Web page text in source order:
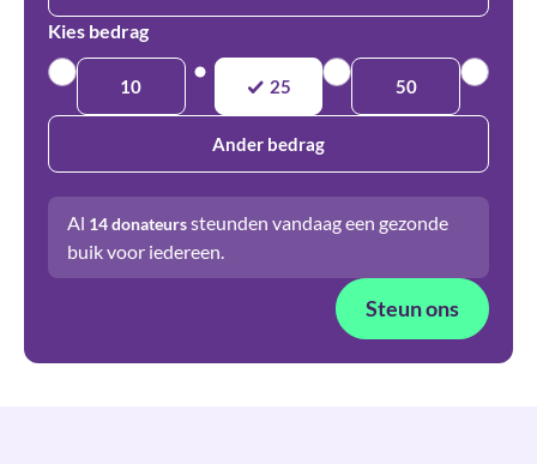
Kies bedrag
10 25 50
Ander bedrag
Al 14donateurssteunden vandaag een gezonde
buik voor iedereen.
Steun ons